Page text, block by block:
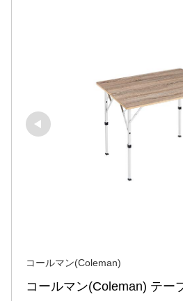
コールマン(Coleman)
コールマン(Coleman) テー